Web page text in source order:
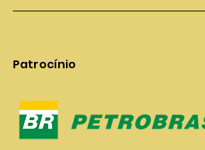
Patrocínio